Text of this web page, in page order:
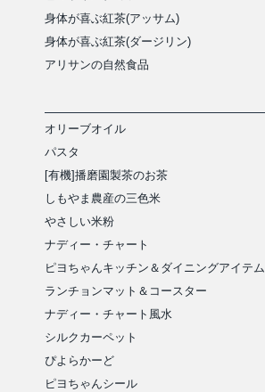
身体が喜ぶ紅茶(アッサム)
身体が喜ぶ紅茶(ダージリン)
アリサンの自然食品
オリーブオイル
パスタ
[有機]播磨園製茶のお茶
しもやま農産の三色米
やさしい米粉
ナディー・チャート
ピヨちゃんキッチン＆ダイニングアイテム
ランチョンマット＆コースター
ナディー・チャート風水
シルクカーペット
ぴよらかーど
ピヨちゃんシール